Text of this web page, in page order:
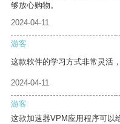
够放心购物。
2024-04-11
游客
这款软件的学习方式非常灵活
2024-04-11
游客
这款加速器VPM应用程序可以